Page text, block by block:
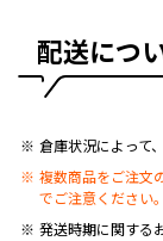
配送につ
倉庫状況によって
複数商品をご注文
でご注意ください。
発送時期に関する